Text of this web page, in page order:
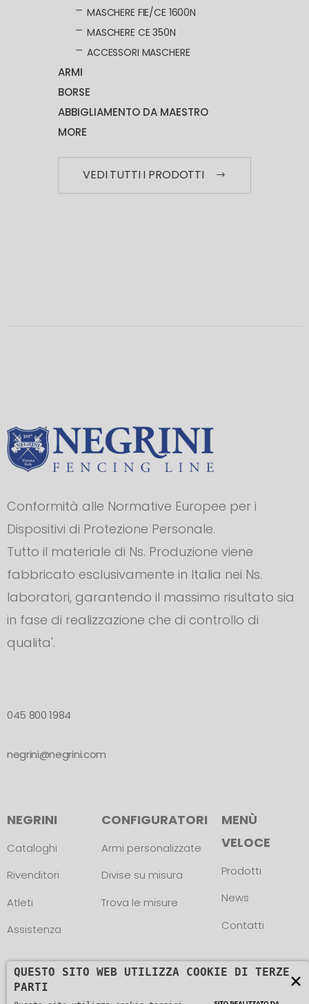
MASCHERE FIE/CE 1600N
MASCHERE CE 350N
ACCESSORI MASCHERE
ARMI
BORSE
ABBIGLIAMENTO DA MAESTRO
MORE
VEDI TUTTI I PRODOTTI
Conformità alle Normative Europee per i
Dispositivi di Protezione Personale.
Tutto il materiale di Ns. Produzione viene
fabbricato esclusivamente in Italia nei Ns.
laboratori, garantendo il massimo risultato sia
in fase di realizzazione che di controllo di
qualita'.
045 800 1984
negrini@negrini.com
NEGRINI
Cataloghi
Rivenditori
Atleti
Assistenza
CONFIGURATORI
Armi personalizzate
Divise su misura
Trova le misure
MENÙ
VELOCE
Prodotti
News
Contatti
×
QUESTO SITO WEB UTILIZZA COOKIE DI TERZE
PARTI